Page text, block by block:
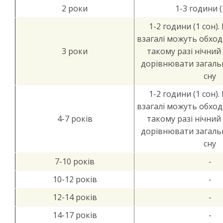
2 роки
1-3 години
3 роки
1-2 години (1 сон).
взагалі можуть
такому разі
дорівнювати
сну
4-7 років
1-2 години (1 сон).
взагалі можуть
такому разі
дорівнювати
сну
7-10 років
-
10-12 років
-
12-14 років
-
14-17 років
-